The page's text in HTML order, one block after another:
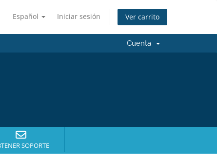
Español Iniciar sesión Ver carrito
Cuenta
SOPORTE